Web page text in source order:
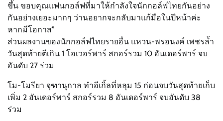
ขึ้น ขอบคุณแฟนกอล์ฟที่มาให้กำลังใจนักกอล์ฟไทยกันอย่าง
กันอย่างเยอะมากๆ ว่านอยากจะกลับมาแก้มือในปีหน้าค่ะ
หากมีโอกาส”
ส่วนผลงานของนักกอล์ฟไทยรายอื่น แหวน-พรอนงค์ เพชรล้ำ
วันสุดท้ายตีเกิน 1 โอเวอร์พาร์ สกอร์รวม 10 อันเดอร์พาร์ จบ
อันดับ 27 ร่วม
โม-โมรียา จุฑานุกาล ทำอีเกิ้ลที่หลุม 15 ก่อนจบวันสุดท้ายเก็บ
เพิ่ม 2 อันเดอร์พาร์ สกอร์รวม 8 อันเดอร์พาร์ จบอันดับ 38
ร่วม